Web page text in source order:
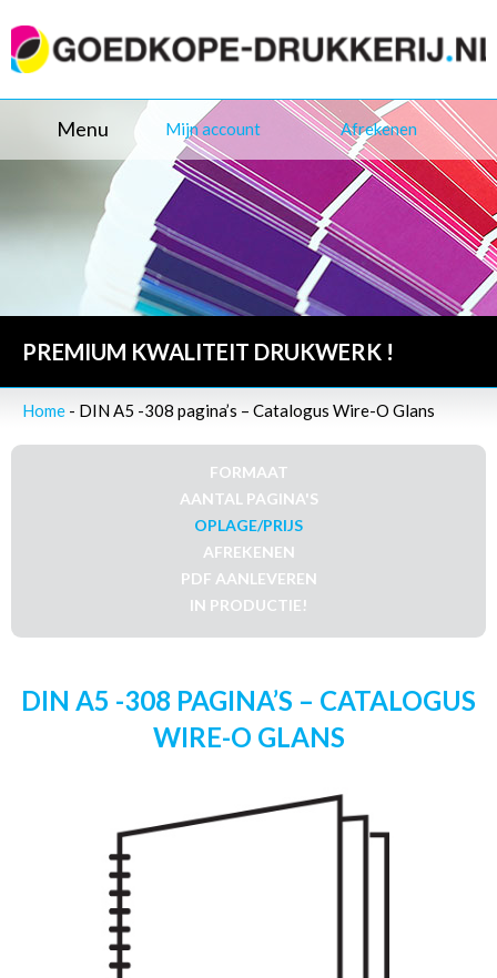
Menu Mijn account Afrekenen
PREMIUM KWALITEIT DRUKWERK !
Home - DIN A5 -308 pagina’s – Catalogus Wire-O Glans
FORMAAT
AANTAL PAGINA'S
OPLAGE/PRIJS
AFREKENEN
PDF AANLEVEREN
IN PRODUCTIE!
DIN A5 -308 PAGINA’S – CATALOGUS
WIRE-O GLANS